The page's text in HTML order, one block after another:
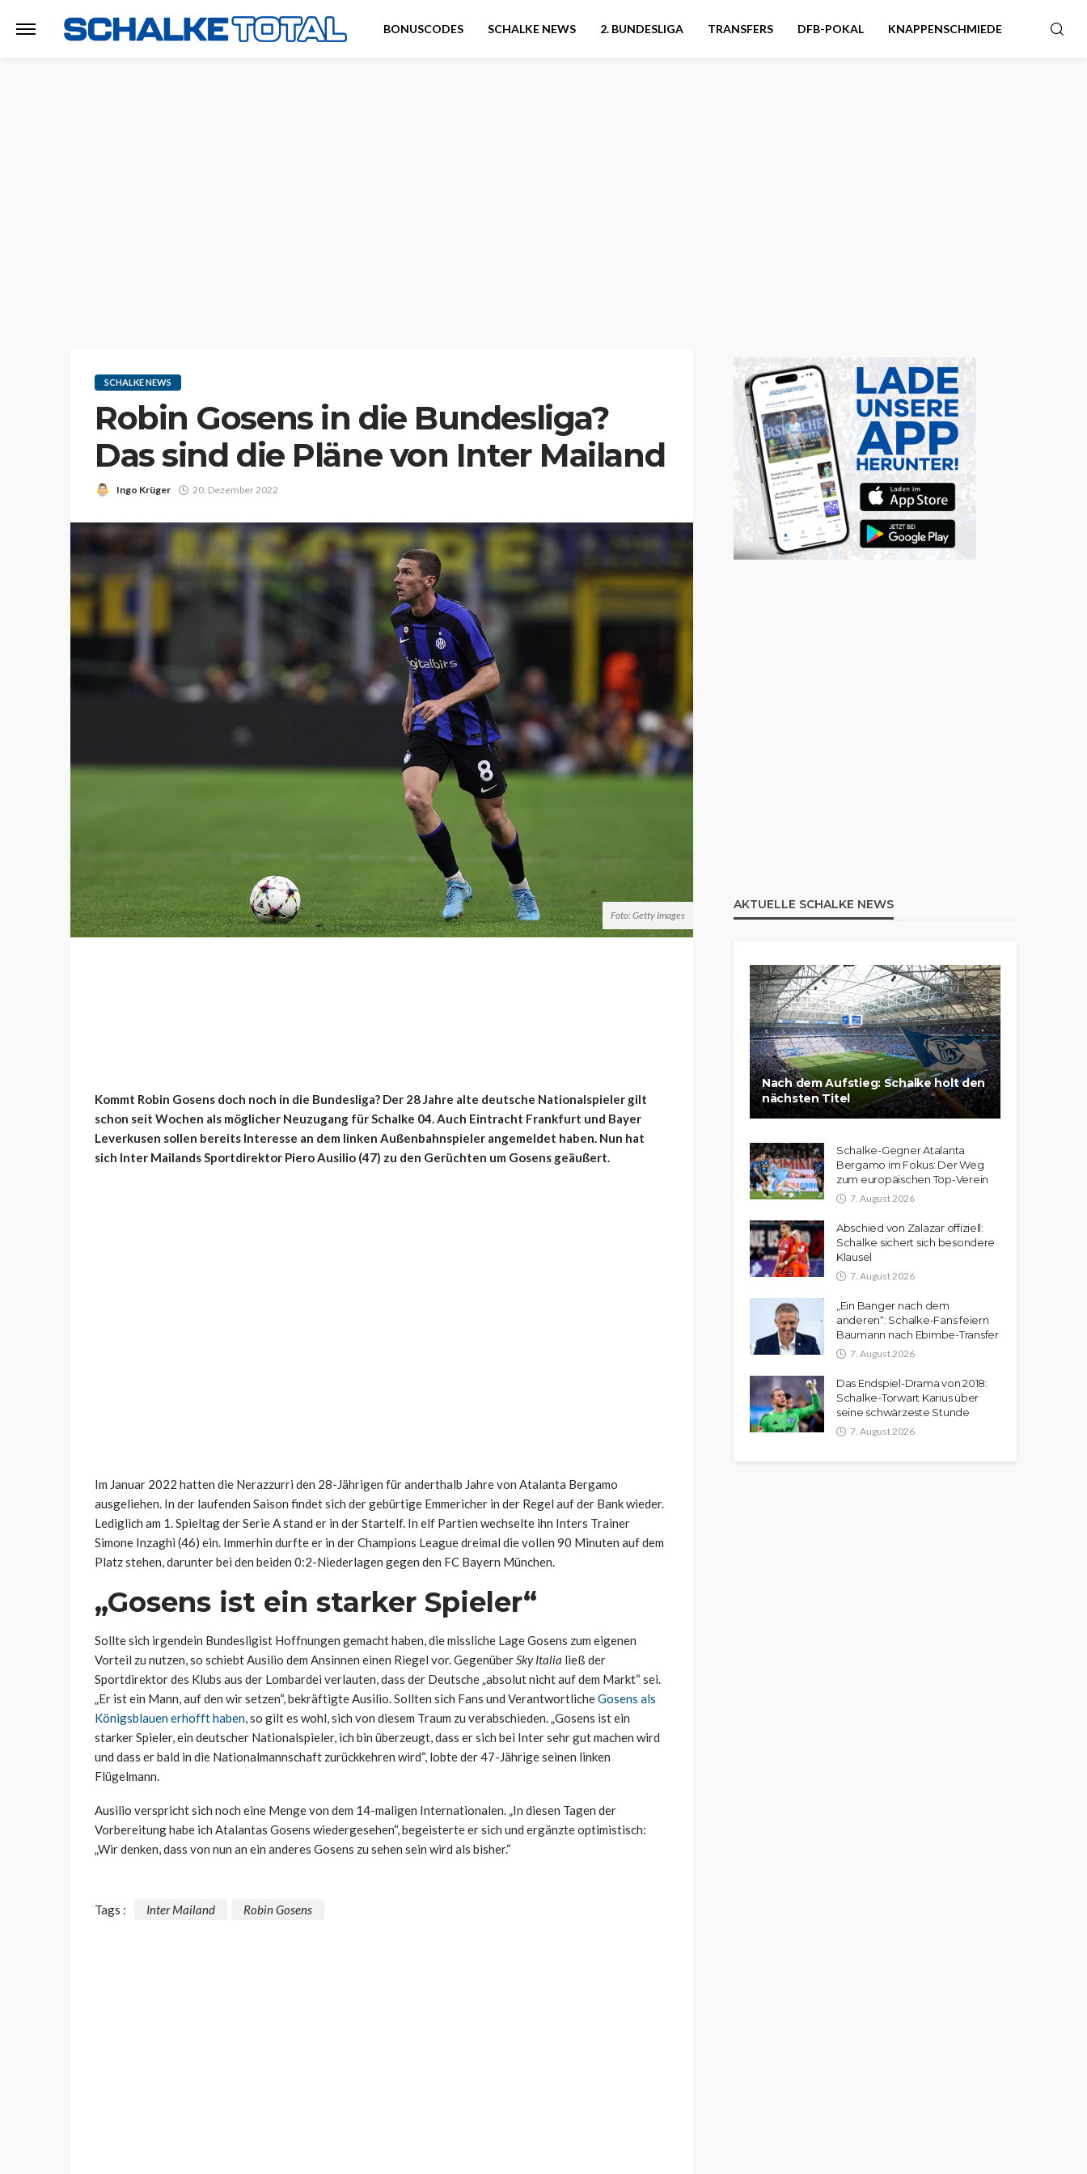
BONUSCODES SCHALKE NEWS 2. BUNDESLIGA TRANSFERS DFB-POKAL KNAPPENSCHMIEDE
SCHALKE NEWS
Robin Gosens in die Bundesliga?
Das sind die Pläne von Inter Mailand
Ingo Krüger 20. Dezember 2022
Foto: Getty Images
Kommt Robin Gosens doch noch in die Bundesliga? Der 28 Jahre alte deutsche Nationalspieler gilt
schon seit Wochen als möglicher Neuzugang für Schalke 04. Auch Eintracht Frankfurt und Bayer
Leverkusen sollen bereits Interesse an dem linken Außenbahnspieler angemeldet haben. Nun hat
sich Inter Mailands Sportdirektor Piero Ausilio (47) zu den Gerüchten um Gosens geäußert.
Im Januar 2022 hatten die Nerazzurri den 28-Jährigen für anderthalb Jahre von Atalanta Bergamo
ausgeliehen. In der laufenden Saison findet sich der gebürtige Emmericher in der Regel auf der Bank wieder.
Lediglich am 1. Spieltag der Serie A stand er in der Startelf. In elf Partien wechselte ihn Inters Trainer
Simone Inzaghi (46) ein. Immerhin durfte er in der Champions League dreimal die vollen 90 Minuten auf dem
Platz stehen, darunter bei den beiden 0:2-Niederlagen gegen den FC Bayern München.
„Gosens ist ein starker Spieler“
Sollte sich irgendein Bundesligist Hoffnungen gemacht haben, die missliche Lage Gosens zum eigenen
Vorteil zu nutzen, so schiebt Ausilio dem Ansinnen einen Riegel vor. GegenüberSky Italia ließ der
Sportdirektor des Klubs aus der Lombardei verlauten, dass der Deutsche „absolut nicht auf dem Markt“ sei.
„Er ist ein Mann, auf den wir setzen“, bekräftigte Ausilio. Sollten sich Fans und VerantwortlicheGosens als
Königsblauen erhofft haben, so gilt es wohl, sich von diesem Traum zu verabschieden. „Gosens ist ein
starker Spieler, ein deutscher Nationalspieler, ich bin überzeugt, dass er sich bei Inter sehr gut machen wird
und dass er bald in die Nationalmannschaft zurückkehren wird“, lobte der 47-Jährige seinen linken
Flügelmann.
Ausilio verspricht sich noch eine Menge von dem 14-maligen Internationalen. „In diesen Tagen der
Vorbereitung habe ich Atalantas Gosens wiedergesehen“, begeisterte er sich und ergänzte optimistisch:
„Wir denken, dass von nun an ein anderes Gosens zu sehen sein wird als bisher.“
Tags : Inter Mailand Robin Gosens
AKTUELLE SCHALKE NEWS
Nach dem Aufstieg: Schalke holt den
nächsten Titel
Schalke-Gegner Atalanta
Bergamo im Fokus: Der Weg
zum europäischen Top-Verein
7. August 2026
Abschied von Zalazar offiziell:
Schalke sichert sich besondere
Klausel
7. August 2026
„Ein Banger nach dem
anderen“: Schalke-Fans feiern
Baumann nach Ebimbe-Transfer
7. August 2026
Das Endspiel-Drama von 2018:
Schalke-Torwart Karius über
seine schwärzeste Stunde
7. August 2026